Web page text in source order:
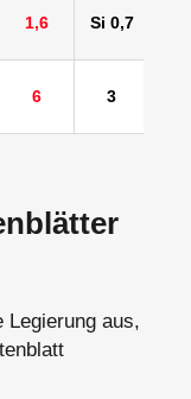
1,6 Si 0,7
6 3
Legierung aus,